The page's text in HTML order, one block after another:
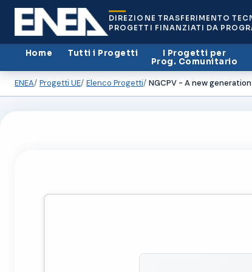
DIREZIONE TRASFERIMENTO
PROGETTI FINANZIATI DA
Home Tutti i Progetti
I Progetti per
Prog. Comunitario
ENEA Progetti UE Elenco Progetti NGCPV - A new